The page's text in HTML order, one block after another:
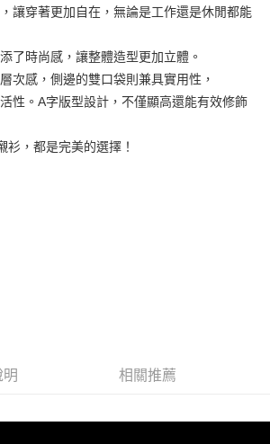
單，「大哥付你分期」於每月結算日後寄送繳費提
，可選擇「超商條碼／台灣大直營門市／銀行轉
」等通路繳費。
股份有限公司」（以下簡稱本公司）所提供，讓
後，依約使用本公司帳單繳交帳款。
地址）提供予台灣大哥大進項蒐集、處理及利用，
期帳單所需資料之確認、核對及更正。
閱以下連結：
，簡訊認證，即可結帳。
服務後，再付款。
帳流程】
先享後付」後，將跳轉至「AFTEE先享後付」
將收到繳費通知簡訊。
14天內，點擊此簡訊中的連結，可透過四大超商／
方式進行付款，方視為交易完成。
當下不需立刻繳費，但若您需要取消訂單，請聯絡
先享後付 」之結帳頁面顯示為準，若有關於
取消欲退款等相關疑問，請聯繫「AFTEE先享後付
support/home
圍內提供個人資料，並將交易相關給付款項請求債
先徵得法定代理人或監護人之同意方可使用
未經同意申辦者引起之損失，本公司不負相關責
含以上)免運費
含以上)免運費
讓穿著更加自在，無論是工作還是休閒都能
了時尚感，讓整體造型更加立體。
次感，側邊的雙口袋則兼具實用性，
性。A字版型設計，不僅顯高還能有效修飾
衫，都是完美的選擇！
相關推薦